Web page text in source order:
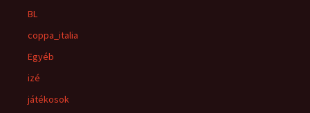
BL
coppa_italia
Egyéb
izé
játékosok